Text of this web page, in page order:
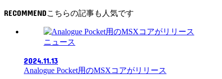
RECOMMEND
ニュース
2024.11.13
Analogue Pocket用のMSXコアがリリース